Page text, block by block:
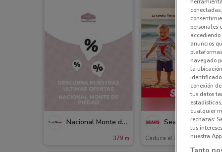
Nacional Monte de Piedad
379 m
Sears
Caduca el 31/12
personales
anuncios
navegado
la
conexión
tus datos
cualquier
rechazas:
tus
nuestra